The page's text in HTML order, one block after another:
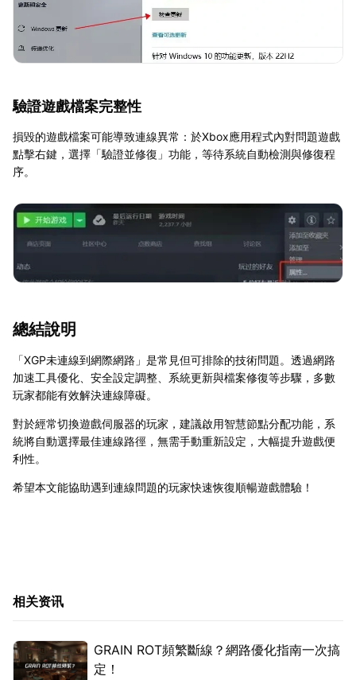
驗證遊戲檔案完整性
損毀的遊戲檔案可能導致連線異常：於Xbox應用程式內對問題遊戲
點擊右鍵，選擇「驗證並修復」功能，等待系統自動檢測與修復程
序。
總結說明
「XGP未連線到網際網路」是常見但可排除的技術問題。透過網路
加速工具優化、安全設定調整、系統更新與檔案修復等步驟，多數
玩家都能有效解決連線障礙。
對於經常切換遊戲伺服器的玩家，建議啟用智慧節點分配功能，系
統將自動選擇最佳連線路徑，無需手動重新設定，大幅提升遊戲便
利性。
希望本文能協助遇到連線問題的玩家快速恢復順暢遊戲體驗！
相关资讯
GRAIN ROT頻繁斷線？網路優化指南一次搞
定！